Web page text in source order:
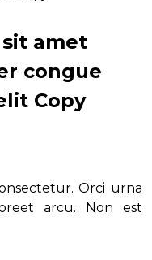
amet
congue
Copy
Orci urna
arcu. Non est